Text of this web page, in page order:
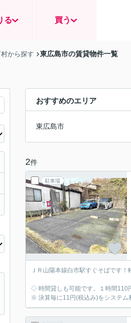
る 買う
村から探す 東広島市の賃貸物件一覧
おすすめのエリア
東広島市
2件
駐車場
ＪＲ山陽本線白市駅すぐそばです！
◇ 時間貸しも可能です。１時間
※ 決算毎に11円(税込み)をシステム